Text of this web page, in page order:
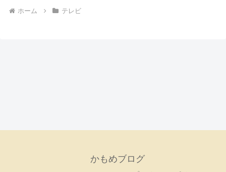
ホーム テレビ
かもめブログ